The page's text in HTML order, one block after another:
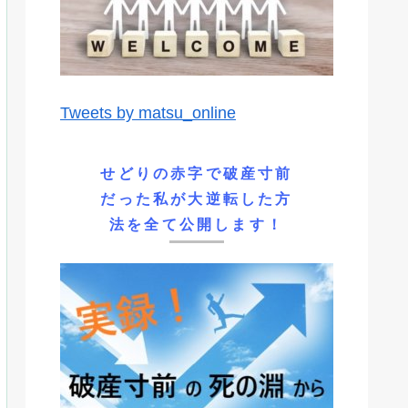
Tweets by matsu_online
せどりの赤字で破産寸前
だった私が大逆転した方
法を全て公開します！